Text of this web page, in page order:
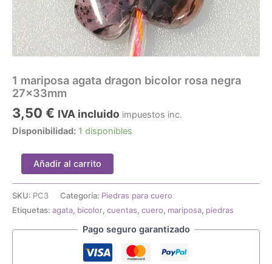
1 mariposa agata dragon bicolor rosa negra
27x33mm
3,50 € IVA incluido impuestos inc.
Disponibilidad: 1 disponibles
mariposa
agata
dragon
bicolor
negra
Añadir al carrito
SKU: PC3 Categoría: Piedras para cuero
Etiquetas: agata, bicolor, cuentas, cuero, mariposa, piedras
Pago seguro garantizado